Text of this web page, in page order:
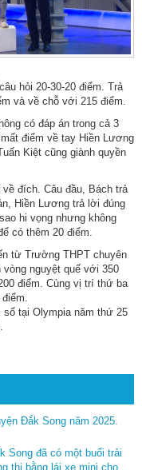
hỏi 20-30-20 điểm. Trả
và về chỗ với 215 điểm.
có đáp án trong cả 3
điểm về tay Hiền Lương
Kiệt cũng giành quyền
về đích. Câu đầu, Bách trả
Hiền Lương trả lời đúng
hi vọng nhưng không
có thêm 20 điểm.
từ Trường THPT chuyên
nguyệt quế với 350
điểm. Cùng vị trí thứ ba
tại Olympia năm thứ 25
Đắk Song năm 2025.
Song đã có một buổi trải
thi bằng lái xe mini cho